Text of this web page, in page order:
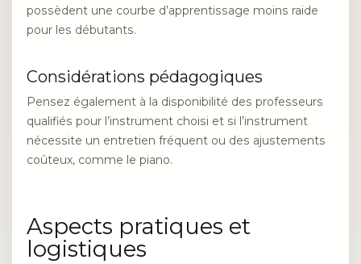
possèdent une courbe d’apprentissage moins raide
pour les débutants.
Considérations pédagogiques
Pensez également à la disponibilité des professeurs
qualifiés pour l’instrument choisi et si l’instrument
nécessite un entretien fréquent ou des ajustements
coûteux, comme le piano.
Aspects pratiques et
logistiques